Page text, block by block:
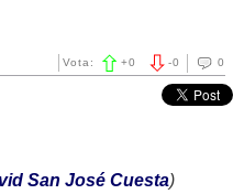
0
-0
Vota: +0
San José Cuesta)